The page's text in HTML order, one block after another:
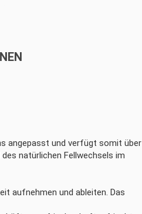
angepasst und verfügt somit über
natürlichen Fellwechsels im
aufnehmen und ableiten. Das